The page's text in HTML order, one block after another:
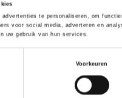
te personaliseren, om
voor social media, adverteren en
uw gebruik van hun services.
Voorkeuren
met een fijne pootmaat
grip
zitroute of extra zitplaats
klauteren en spelen